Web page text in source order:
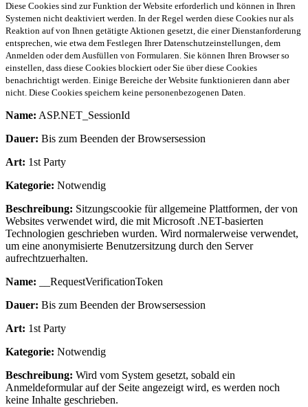
Diese Cookies sind zur Funktion der Website erforderlich und können in Ihren
Systemen nicht deaktiviert werden. In der Regel werden diese Cookies nur als
Reaktion auf von Ihnen getätigte Aktionen gesetzt, die einer Dienstanforderung
entsprechen, wie etwa dem Festlegen Ihrer Datenschutzeinstellungen, dem
Anmelden oder dem Ausfüllen von Formularen. Sie können Ihren Browser so
einstellen, dass diese Cookies blockiert oder Sie über diese Cookies
benachrichtigt werden. Einige Bereiche der Website funktionieren dann aber
nicht. Diese Cookies speichern keine personenbezogenen Daten.
Name: ASP.NET_SessionId
Dauer: Bis zum Beenden der Browsersession
Art: 1st Party
Kategorie: Notwendig
Beschreibung: Sitzungscookie für allgemeine Plattformen, der von
Websites verwendet wird, die mit Microsoft .NET-basierten
Technologien geschrieben wurden. Wird normalerweise verwendet,
um eine anonymisierte Benutzersitzung durch den Server
aufrechtzuerhalten.
Name: __RequestVerificationToken
Dauer: Bis zum Beenden der Browsersession
Art: 1st Party
Kategorie: Notwendig
Beschreibung: Wird vom System gesetzt, sobald ein
Anmeldeformular auf der Seite angezeigt wird, es werden noch
keine Inhalte geschrieben.